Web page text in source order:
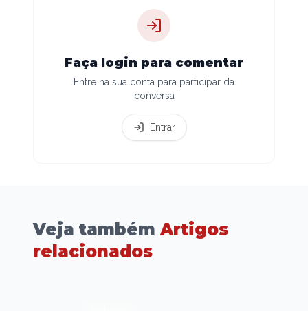
Faça login para comentar
Entre na sua conta para participar da
conversa
Entrar
Veja tambémArtigos
relacionados